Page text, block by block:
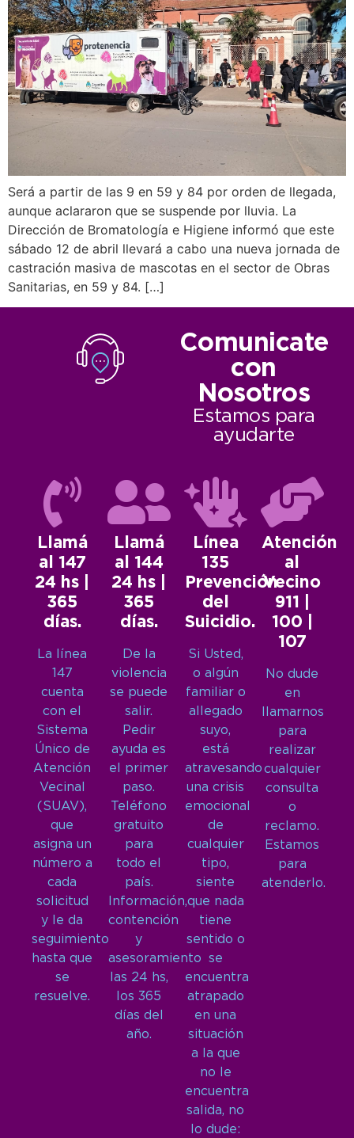
Será a partir de las 9 en 59 y 84 por orden de llegada,
aunque aclararon que se suspende por lluvia. La
Dirección de Bromatología e Higiene informó que este
sábado 12 de abril llevará a cabo una nueva jornada de
castración masiva de mascotas en el sector de Obras
Sanitarias, en 59 y 84. […]
Comunicate
con
Nosotros
Estamos para
ayudarte
Llamá
al 147
24 hs |
365
días.
La línea
147
cuenta
con el
Sistema
Único de
Atención
Vecinal
(SUAV),
que
asigna un
número a
cada
solicitud
y le da
seguimiento
hasta que
se
resuelve.
Llamá
al 144
24 hs |
365
días.
De la
violencia
se puede
salir.
Pedir
ayuda es
el primer
paso.
Teléfono
gratuito
para
todo el
país.
Información,
contención
y
asesoramiento
las 24 hs,
los 365
días del
año.
Línea
135
Prevención
del
Suicidio.
Si Usted,
o algún
familiar o
allegado
suyo,
está
atravesando
una crisis
emocional
de
cualquier
tipo,
siente
que nada
tiene
sentido o
se
encuentra
atrapado
en una
situación
a la que
no le
encuentra
salida, no
lo dude:
Atención
al
Vecino
911 |
100 |
107
No dude
en
llamarnos
para
realizar
cualquier
consulta
o
reclamo.
Estamos
para
atenderlo.